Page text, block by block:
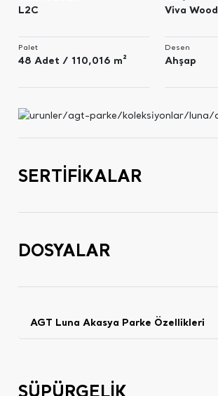
L2C
Palet
48 Adet / 110,016 m²
Viva Wood
Desen
Ahşap
SERTİFİKALAR
DOSYALAR
AGT Luna Akasya Parke Özellikleri
SÜPÜRGELİK